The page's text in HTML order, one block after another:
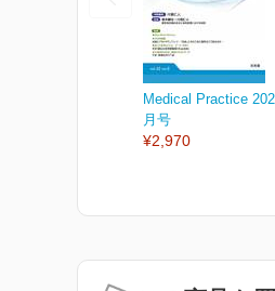
Medical Practice
月号
¥2,970